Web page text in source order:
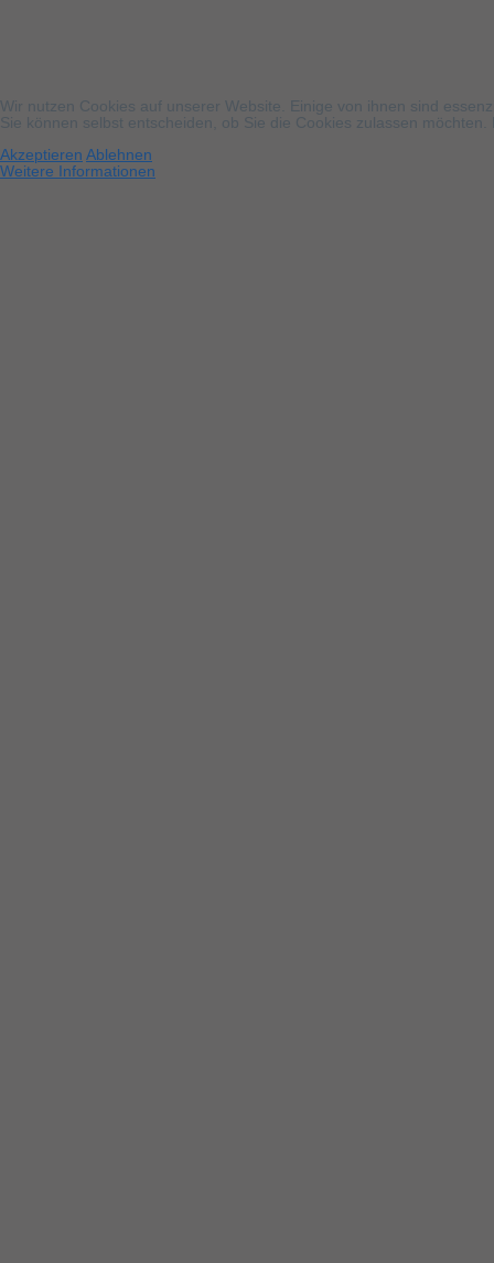
Wir nutzen Cookies auf unserer Website. Einige von ihnen sind
Sie können selbst entscheiden, ob Sie die Cookies zulassen
Akzeptieren Ablehnen
Weitere Informationen